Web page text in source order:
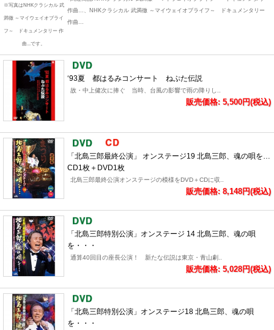
※写真はNHKクラシカル 武
満徹 ～マイウェイオブライ
フ～ ドキュメンタリー 作
曲...です。
作曲...、NHKクラシカル 武満徹 ～マイウェイオブライフ～ ドキュメンタリー
作曲...
‘93夏 都はるみコンサート ねぷた伝説
故・中上健次に捧ぐ 当時、台風の影響で雨の降りし..
販売価格: 5,500円(税込)
「北島三郎最終公演」 オンステージ19 北島三郎、魂の唄を…
CD1枚＋DVD1枚
北島三郎最終公演オンステージの模様をDVD＋CDに収..
販売価格: 8,148円(税込)
「北島三郎特別公演」オンステージ 14 北島三郎、魂の唄
を・・・
通算40回目の座長公演！ 新たな伝説は東京・青山劇..
販売価格: 5,028円(税込)
「北島三郎特別公演」オンステージ18 北島三郎、魂の唄
を・・・